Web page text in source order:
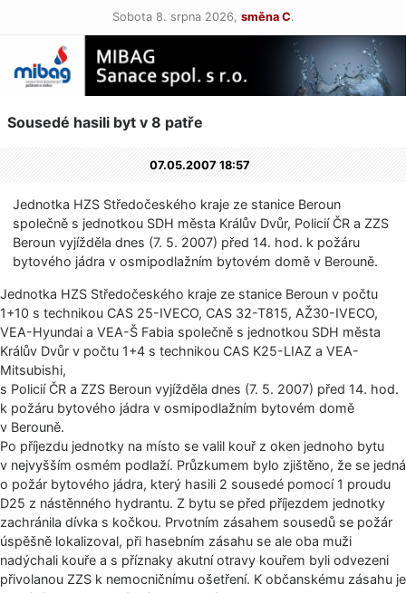
Sobota 8. srpna 2026, směna C.
Sousedé hasili byt v 8 patře
07.05.2007 18:57
Jednotka HZS Středočeského kraje ze stanice Beroun
společně s jednotkou SDH města Králův Dvůr, Policií ČR a ZZS
Beroun vyjížděla dnes (7. 5. 2007) před 14. hod. k požáru
bytového jádra v osmipodlažním bytovém domě v Berouně.
Jednotka HZS Středočeského kraje ze stanice Beroun v počtu
1+10 s technikou CAS 25-IVECO, CAS 32-T815, AŽ30-IVECO,
VEA-Hyundai a VEA-Š Fabia společně s jednotkou SDH města
Králův Dvůr v počtu 1+4 s technikou CAS K25-LIAZ a VEA-
Mitsubishi,
s Policií ČR a ZZS Beroun vyjížděla dnes (7. 5. 2007) před 14. hod.
k požáru bytového jádra v osmipodlažním bytovém domě
v Berouně.
Po příjezdu jednotky na místo se valil kouř z oken jednoho bytu
v nejvyšším osmém podlaží. Průzkumem bylo zjištěno, že se jedná
o požár bytového jádra, který hasili 2 sousedé pomocí 1 proudu
D25 z nástěnného hydrantu. Z bytu se před příjezdem jednotky
zachránila dívka s kočkou. Prvotním zásahem sousedů se požár
úspěšně lokalizoval, při hasebním zásahu se ale oba muži
nadýchali kouře a s příznaky akutní otravy kouřem byli odvezeni
přivolanou ZZS k nemocničnímu ošetření. K občanskému zásahu je